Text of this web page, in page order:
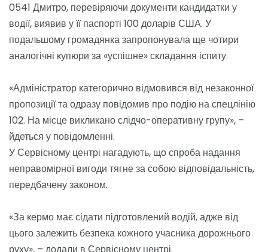
0541 Дмитро, перевіряючи документи кандидатки у
водії, виявив у її паспорті 100 доларів США. У
подальшому громадянка запропонувала ще чотири
аналогічні купюри за «успішне» складання іспиту.
«Адміністратор категорично відмовився від незаконної
пропозиції та одразу повідомив про подію на спецлінію
102. На місце викликано слідчо-оперативну групу», –
йдеться у повідомленні.
У Сервісному центрі нагадують, що спроба надання
неправомірної вигоди тягне за собою відповідальність,
передбачену законом.
«За кермо має сідати підготовлений водій, адже від
цього залежить безпека кожного учасника дорожнього